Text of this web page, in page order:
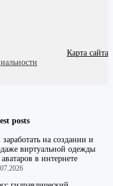
Карта сайта
posts
заработать на создании и
виртуальной одежды
аватаров в интернете